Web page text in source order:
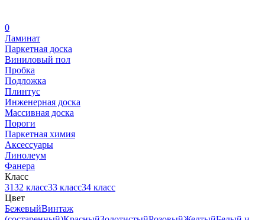
0
Ламинат
Паркетная доска
Виниловый пол
Пробка
Подложка
Плинтус
Инженерная доска
Массивная доска
Пороги
Паркетная химия
Аксессуары
Линолеум
Фанера
Класс
3132 класс33 класс34 класс
Цвет
БежевыйВинтаж